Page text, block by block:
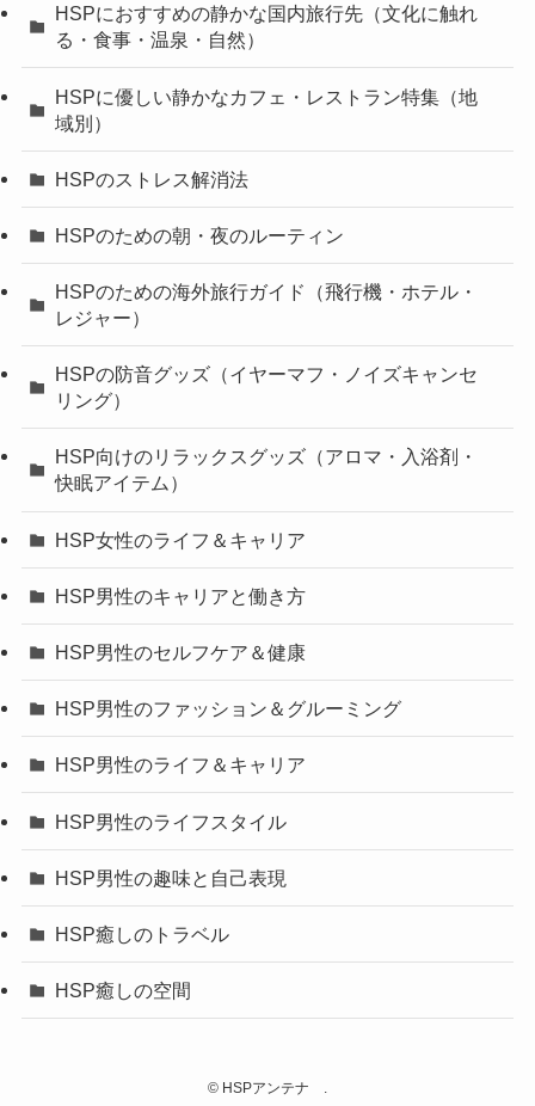
HSPにおすすめの静かな国内旅行先（文化に触れ
る・食事・温泉・自然）
HSPに優しい静かなカフェ・レストラン特集（地
域別）
HSPのストレス解消法
HSPのための朝・夜のルーティン
HSPのための海外旅行ガイド（飛行機・ホテル・
レジャー）
HSPの防音グッズ（イヤーマフ・ノイズキャンセ
リング）
HSP向けのリラックスグッズ（アロマ・入浴剤・
快眠アイテム）
HSP女性のライフ＆キャリア
HSP男性のキャリアと働き方
HSP男性のセルフケア＆健康
HSP男性のファッション＆グルーミング
HSP男性のライフ＆キャリア
HSP男性のライフスタイル
HSP男性の趣味と自己表現
HSP癒しのトラベル
HSP癒しの空間
© HSPアンテナ .